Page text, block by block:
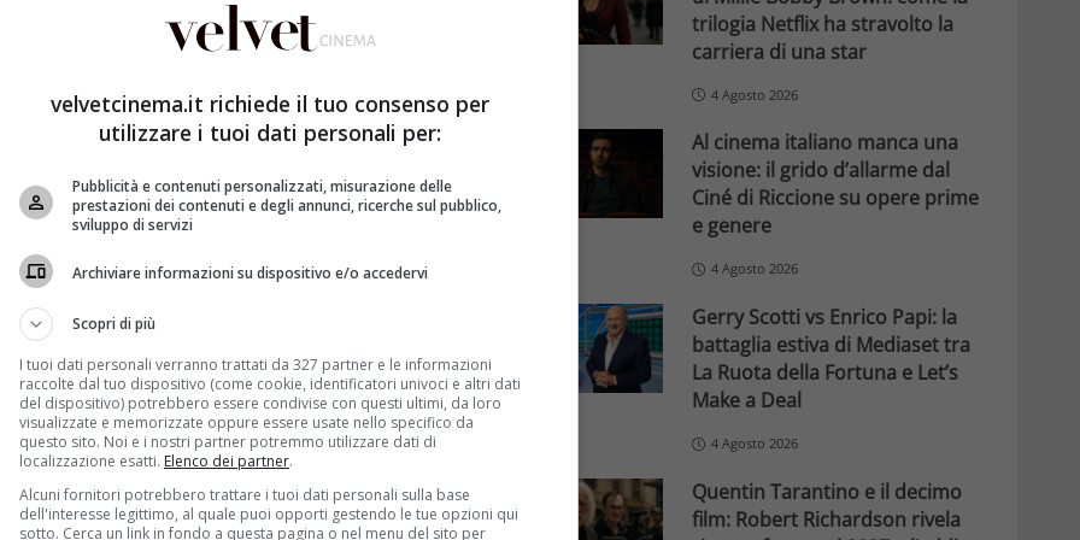
con le sue visioni, non con le grandi dosi di
No, inBig Eyes
La storia di una delle “più leggendarie frodi
Cinquanta e Sessanta,
i cui protagonisti sono
e famosissimo grazie agli
dagli occhi enormi
per liberarsi di un dolore muto e sconosciuto.
Ma che non erano veramente di Walter, bensì di
del marito e di un futuro in solitudine.
trovato – anche grazie a sua figlia, nata da
il sacco, trascinato l’ex compagno in tribunale.
trilogia Netflix ha stravolto la
carriera di una star
4 Agosto 2026
Al cinema italiano manca una
visione: il grido d’allarme dal
Ciné di Riccione su opere prime
e genere
4 Agosto 2026
Gerry Scotti vs Enrico Papi: la
battaglia estiva di Mediaset tra
La Ruota della Fortuna e Let’s
Make a Deal
4 Agosto 2026
Quentin Tarantino e il decimo
film: Robert Richardson rivela
velvetcinema.it richiede il tuo consenso per
utilizzare i tuoi dati personali per:
Pubblicità e contenuti personalizzati, misurazione delle
prestazioni dei contenuti e degli annunci, ricerche sul pubblico,
sviluppo di servizi
Archiviare informazioni su dispositivo e/o accedervi
Scopri di più
I tuoi dati personali verranno trattati da 327 partner e le informazioni
raccolte dal tuo dispositivo (come cookie, identificatori univoci e altri dati
del dispositivo) potrebbero essere condivise con questi ultimi, da loro
visualizzate e memorizzate oppure essere usate nello specifico da
questo sito. Noi e i nostri partner potremmo utilizzare dati di
localizzazione esatti. Elenco dei partner.
Alcuni fornitori potrebbero trattare i tuoi dati personali sulla base
dell'interesse legittimo, al quale puoi opporti gestendo le tue opzioni qui
sotto. Cerca un link in fondo a questa pagina o nel menu del sito per